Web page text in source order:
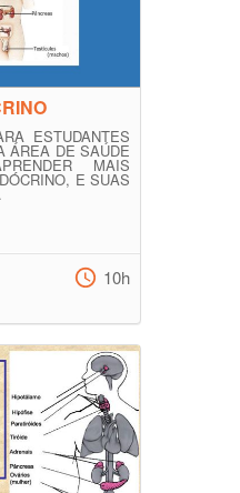
ESTUDANTES
ÁREA DE SAÚDE
MAIS
E SUAS
10h